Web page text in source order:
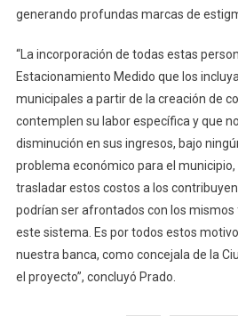
generando profundas marcas de
“La incorporación de todas estas
Estacionamiento Medido que los
municipales a partir de la creación de
contemplen su labor específica y que
disminución en sus ingresos, bajo
problema económico para el municipio,
trasladar estos costos a los
podrían ser afrontados con los
este sistema. Es por todos estos
nuestra banca, como concejala de la
el proyecto”, concluyó Prado.